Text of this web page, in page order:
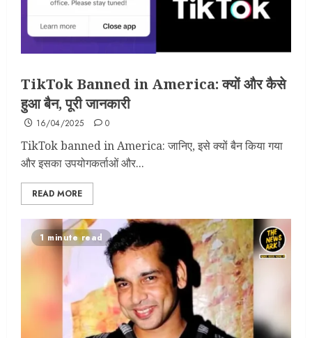
TikTok Banned in America: क्यों और कैसे
हुआ बैन, पूरी जानकारी
16/04/2025 0
TikTok banned in America: जानिए, इसे क्यों बैन किया गया
और इसका उपयोगकर्ताओं और...
READ MORE
1 minute read